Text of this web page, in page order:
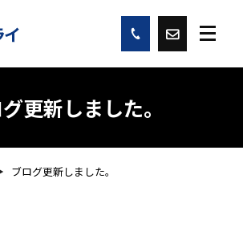
更新しました。
ブログ更新しました。